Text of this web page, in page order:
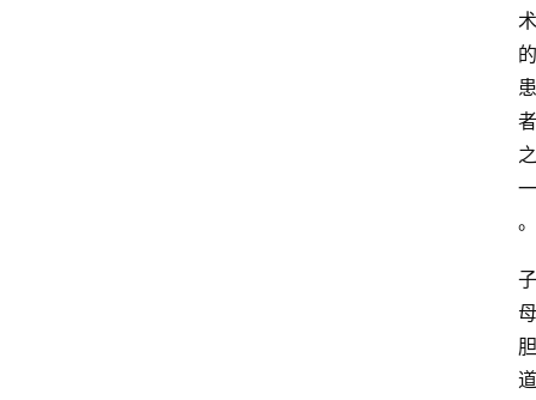
术
的
患
者
之
一
。
子
母
胆
道